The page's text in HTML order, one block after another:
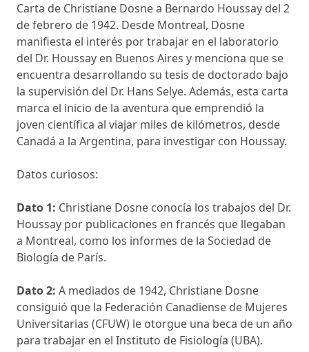
Carta de Christiane Dosne a Bernardo Houssay del 2
de febrero de 1942. Desde Montreal, Dosne
manifiesta el interés por trabajar en el laboratorio
del Dr. Houssay en Buenos Aires y menciona que se
encuentra desarrollando su tesis de doctorado bajo
la supervisión del Dr. Hans Selye. Además, esta carta
marca el inicio de la aventura que emprendió la
joven científica al viajar miles de kilómetros, desde
Canadá a la Argentina, para investigar con Houssay.
Datos curiosos:
Dato 1: Christiane Dosne conocía los trabajos del Dr.
Houssay por publicaciones en francés que llegaban
a Montreal, como los informes de la Sociedad de
Biología de París.
Dato 2: A mediados de 1942, Christiane Dosne
consiguió que la Federación Canadiense de Mujeres
Universitarias (CFUW) le otorgue una beca de un año
para trabajar en el Instituto de Fisiología (UBA).